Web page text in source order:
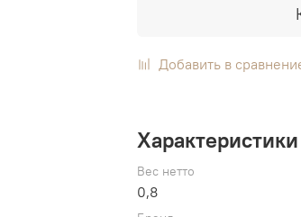
Добавить в
Характеристики
Вес нетто
0,8